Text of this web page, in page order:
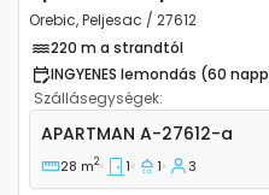
Orebic, Peljesac / 27612
220 m a strandtól
INGYENES lemondás (60
Szállásegységek:
Egyszobás apartman
APARTMAN A-27612-a
28 m2 1 1 3